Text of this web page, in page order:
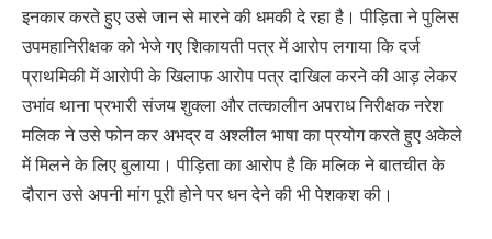
इनकार करते हुए उसे जान से मारने की धमकी दे रहा है। पीड़िता ने पुलिस
उपमहानिरीक्षक को भेजे गए शिकायती पत्र में आरोप लगाया कि दर्ज
प्राथमिकी में आरोपी के खिलाफ आरोप पत्र दाखिल करने की आड़ लेकर
उभांव थाना प्रभारी संजय शुक्ला और तत्कालीन अपराध निरीक्षक नरेश
मलिक ने उसे फोन कर अभद्र व अश्लील भाषा का प्रयोग करते हुए अकेले
में मिलने के लिए बुलाया। पीड़िता का आरोप है कि मलिक ने बातचीत के
दौरान उसे अपनी मांग पूरी होने पर धन देने की भी पेशकश की।